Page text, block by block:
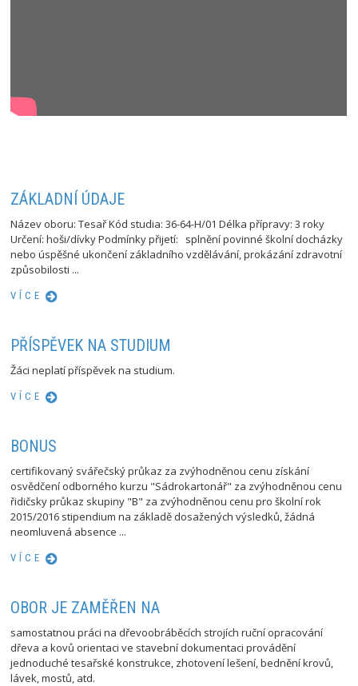
ZÁKLADNÍ ÚDAJE
Název oboru: Tesař Kód studia: 36-64-H/01 Délka přípravy: 3 roky
Určení: hoši/dívky Podmínky přijetí: splnění povinné školní docházky
nebo úspěšné ukončení základního vzdělávání, prokázání zdravotní
způsobilosti ...
VÍCE
PŘÍSPĚVEK NA STUDIUM
Žáci neplatí příspěvek na studium.
VÍCE
BONUS
certifikovaný svářečský průkaz za zvýhodněnou cenu získání
osvědčení odborného kurzu "Sádrokartonář" za zvýhodněnou cenu
řidičsky průkaz skupiny "B" za zvýhodněnou cenu pro školní rok
2015/2016 stipendium na základě dosažených výsledků, žádná
neomluvená absence ...
VÍCE
OBOR JE ZAMĚŘEN NA
samostatnou práci na dřevoobráběcích strojích ruční opracování
dřeva a kovů orientaci ve stavební dokumentaci provádění
jednoduché tesařské konstrukce, zhotovení lešení, bednění krovů,
lávek, mostů, atd.